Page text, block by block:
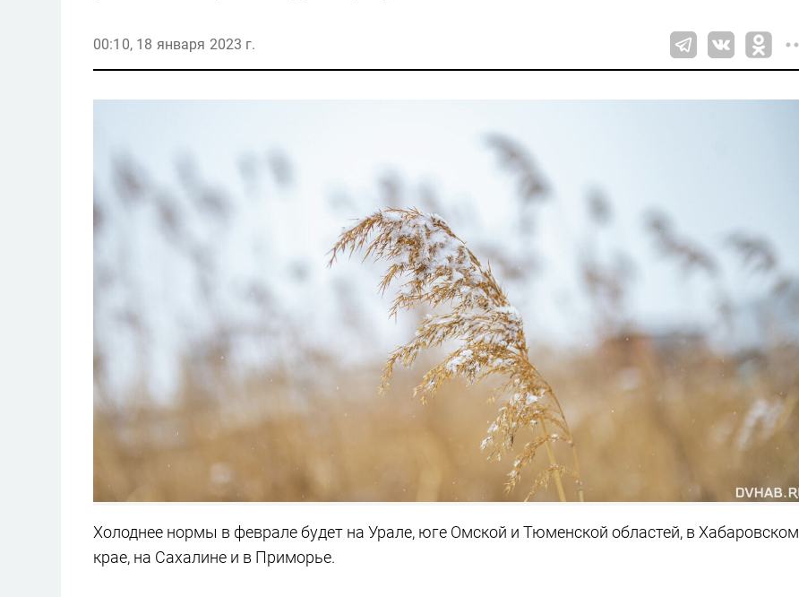
00:10, 18 января 2023 г.
Холоднее нормы в феврале будет на Урале, юге Омской и Тюменской областей, в Хабаровском
крае, на Сахалине и в Приморье.